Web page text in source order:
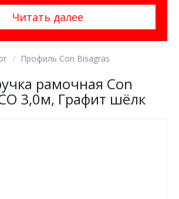
Читать далее
Профиль Con Bisagras
рамочная Con
3,0м, Графит шёлк